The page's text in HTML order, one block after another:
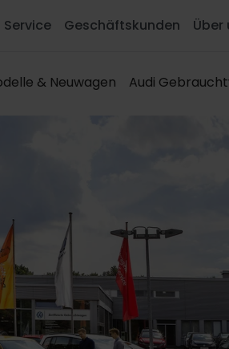
Service Geschäftskunden Über
& Neuwagen Audi